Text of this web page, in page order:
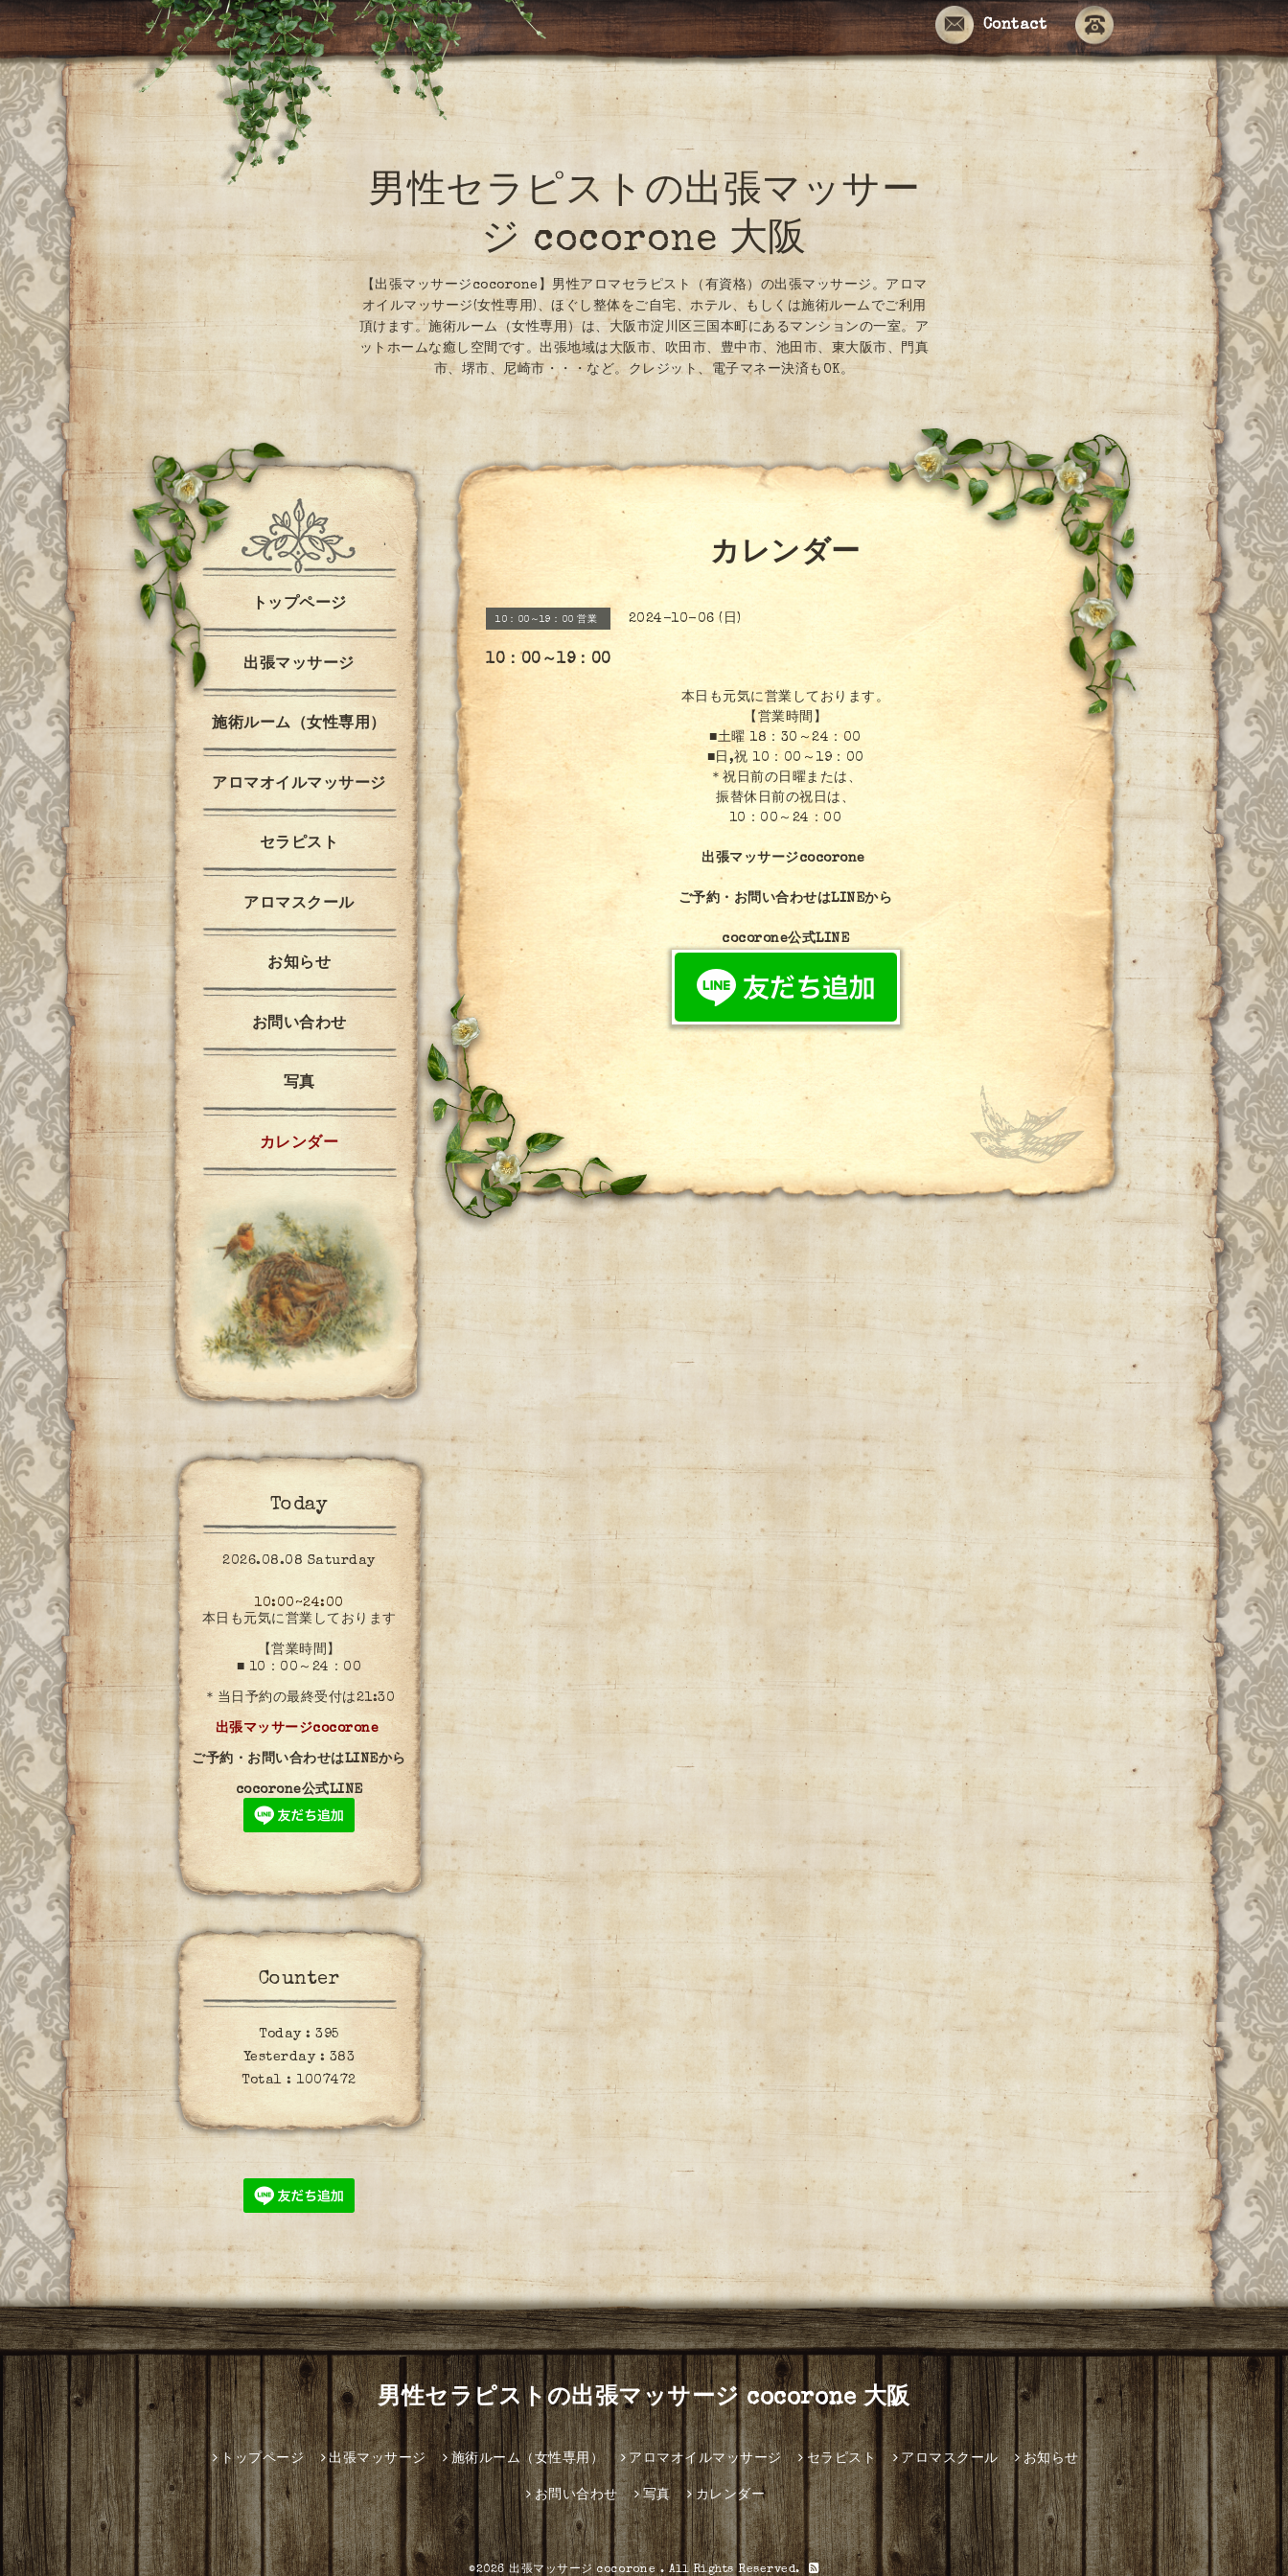
Contact
男性セラピストの出張マッサー
ジ cocorone 大阪
【出張マッサージcocorone】男性アロマセラピスト（有資格）の出張マッサージ。アロマ
オイルマッサージ(女性専用)、ほぐし整体をご自宅、ホテル、もしくは施術ルームでご利用
頂けます。施術ルーム（女性専用）は、大阪市淀川区三国本町にあるマンションの一室。ア
ットホームな癒し空間です。出張地域は大阪市、吹田市、豊中市、池田市、東大阪市、門真
市、堺市、尼崎市・・・など。クレジット、電子マネー決済もOK。
カレンダー
10：00～19：00 営業 2024-10-06 (日)
10：00～19：00
本日も元気に営業しております。
【営業時間】
■土曜 18：30～24：00
■日,祝 10：00～19：00
＊祝日前の日曜または、
振替休日前の祝日は、
10：00～24：00
出張マッサージcocorone
ご予約・お問い合わせはLINEから
cocorone公式LINE
トップページ
出張マッサージ
施術ルーム（女性専用）
アロマオイルマッサージ
セラピスト
アロマスクール
お知らせ
お問い合わせ
写真
カレンダー
Today
2026.08.08 Saturday
10:00~24:00
本日も元気に営業しております
【営業時間】
■ 10：00～24：00
＊当日予約の最終受付は21:30
出張マッサージcocorone
ご予約・お問い合わせはLINEから
cocorone公式LINE
Counter
Today :395
Yesterday : 383
Total :1007472
男性セラピストの出張マッサージ cocorone 大阪
トップページ 出張マッサージ 施術ルーム（女性専用） アロマオイルマッサージ セラピスト アロマスクール お知らせ
お問い合わせ 写真 カレンダー
©2026出張マッサージ cocorone. All Rights Reserved.